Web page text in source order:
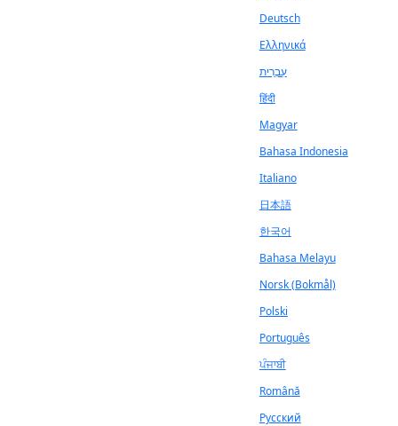
Deutsch
Ελληνικά
עִבְרִית
हिंदी
Magyar
Bahasa Indonesia
Italiano
日本語
한국어
Bahasa Melayu
Norsk (Bokmål)
Polski
Português
ਪੰਜਾਬੀ
Română
Русский